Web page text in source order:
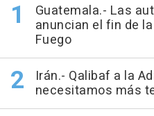
Guatemala.- Las
anuncian el fin de
Fuego
Irán.- Qalibaf a la
necesitamos más